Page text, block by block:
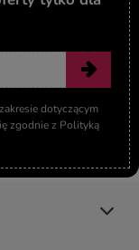
dotyczącym
zgodnie z Polityką